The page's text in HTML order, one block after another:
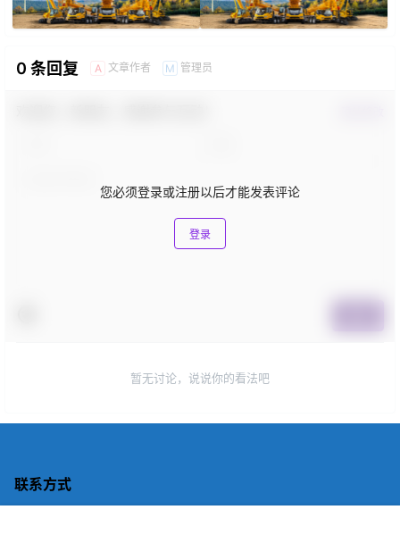
0 条回复 A 文章作者 M 管理员
您必须登录或注册以后才能发表评论
登录
暂无讨论，说说你的看法吧
联系方式